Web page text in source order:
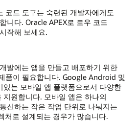
코드 도구는 숙련된 개발자에게도
니다. Oracle APEX로 로우 코드
작해 보세요.
발에는 앱을 만들고 배포하기 위한
품이 필요합니다. Google Android 및
는 모바일 앱 플랫폼으로서 다양한
지원합니다. 모바일 앱은 하나의
신하는 작은 작업 단위로 나눠지는
처로 설계되는 경우가 많습니다.